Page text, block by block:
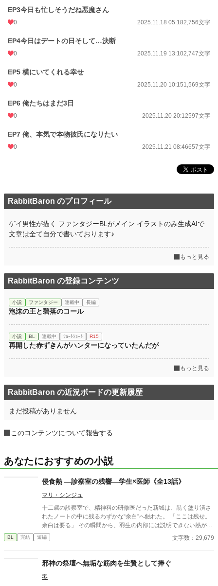
年齢：外見30代前半(悪魔族の為不明)
性格：超真面目で知識豊富。駆け引き上手で無自覚に相手を翻弄することもある
が本人は至って真面目。インキュバスの世間的なイメージに反対している。
営業の契約・ビジネスのプロでマッチング召喚を契約に繋げたり積極的に行う。
基本はビジネス契約を提案するがリューキにはなぜか個人契約でレンタル彼氏を
お気に入り
24h.ポイント 0 pt
文字数
週間ポイント 0 pt (228,847 位)
年間ポイント 2,264 pt (64,229 位)
EP3今日も忙しそうだね悪魔さん
0 2025.11.18 05:182,756文字
EP4今日はデートの日そして…決断
0 2025.11.19 13:102,747文字
EP5 横にいてくれる幸せ
0 2025.11.20 10:151,569文字
EP6 俺たちはまだ3日
0 2025.11.20 20:12597文字
EP7 俺、本気で本物彼氏になりたい
0 2025.11.21 08:46657文字
RabbitBaron のプロフィール
ゲイ男性が描く ファンタジーBLがメイン イラストのみ生成AIで
文章は全て自分で書いております♪
もっと見る
RabbitBaron の登録コンテンツ
小説 ファンタジー 連載中 長編
泡沫の王と碧落のコール
小説 BL 連載中 ｼｮｰﾄｼｮｰﾄ R15
再開した赤ずきんがハンターになっていたんだが
もっと見る
RabbitBaron の近況ボードの更新履歴
まだ投稿がありません
このコンテンツについて報告する
あなたにおすすめの小説
侵食熱 ―診察室の残響―学生×医師《全13話》
マリ・シンジュ
十二歳の診察室で、精神科の研修医だった新城は、黒く塗り潰さ
れたノートの中に残るわずかな“余白”へ触れた。 「ここは残せ。
余白は要る」 その瞬間から、羽生の内部には説明できない熱が残
り続ける。 六年後。 主治医として再会した新城は、羽生のリスト
カットの瘢痕に触れた瞬間、自分の身体制御が少しずつ崩れてい
が、診察後も神経へ残り続ける。 記録、管理、境界。 本来切り離
されるはずだった二人は、呼吸と反応速度だけで静かに侵食し合
っていく。 学生×医師 年齢差／年下攻め／男前受け 静かな狂気と
BL 完結 短編 文字数：29,679
邪神の祭壇へ無垢な筋肉を生贄として捧ぐ
零